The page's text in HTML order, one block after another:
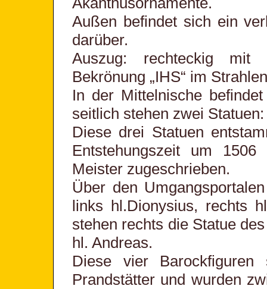
Außen befindet sich ein
darüber.
Auszug: rechteckig mit
Bekrönung „IHS“ im
In der Mittelnische
seitlich stehen zwei
Diese drei Statuen
Entstehungszeit um
Meister zugeschrieben.
Über den
links hl.Dionysius, rechts
stehen rechts die Statue
hl. Andreas.
Diese vier Barockfiguren
Prandstätter und wurden